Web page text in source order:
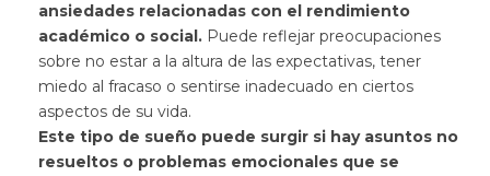
ansiedades relacionadas con el rendimiento
académico o social. Puede reflejar preocupaciones
sobre no estar a la altura de las expectativas, tener
miedo al fracaso o sentirse inadecuado en ciertos
aspectos de su vida.
Este tipo de sueño puede surgir si hay asuntos no
resueltos o problemas emocionales que se